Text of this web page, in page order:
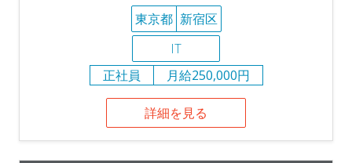
東京都 新宿区
IT
正社員
月給250,000円
詳細を見る